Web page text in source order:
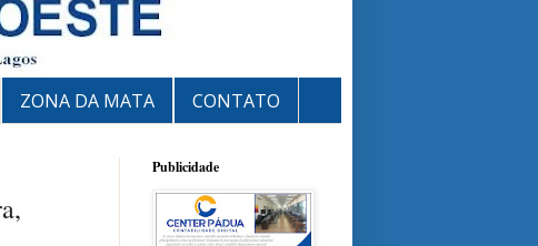
ZONA DA MATA CONTATO
Publicidade